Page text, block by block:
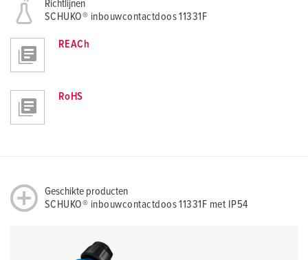
Richtlijnen
SCHUKO® inbouwcontactdoos 11331F
REACh
RoHS
Geschikte producten
SCHUKO® inbouwcontactdoos 11331F met IP54